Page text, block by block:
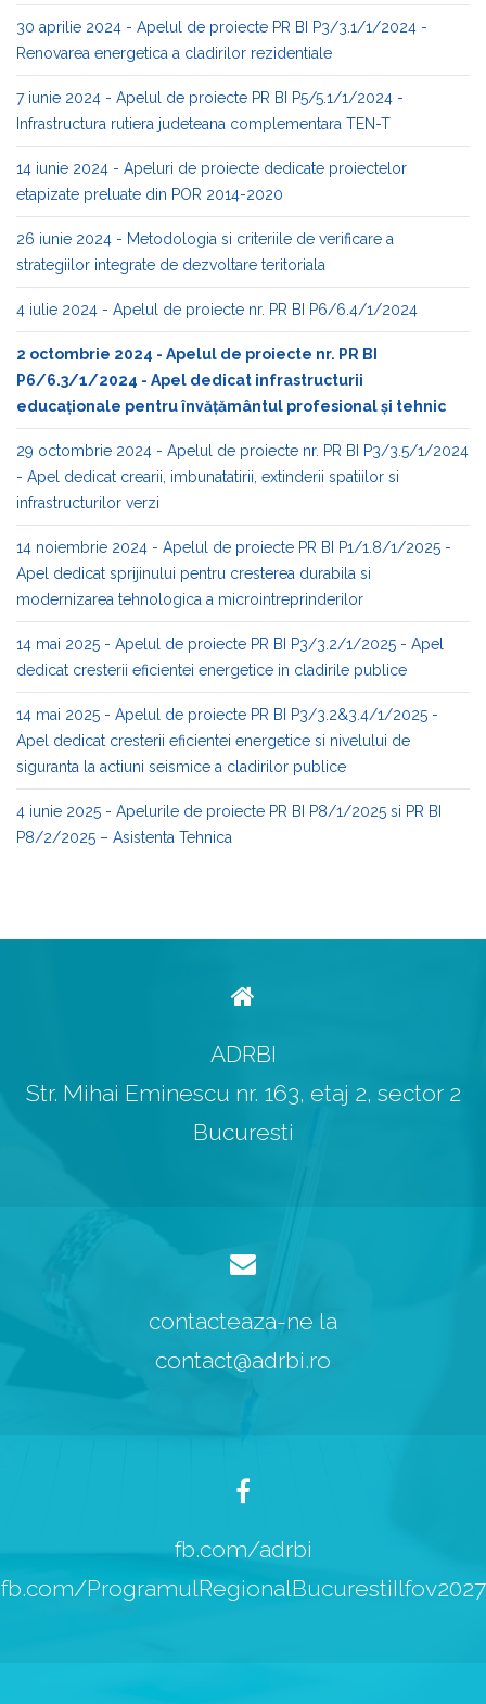
30 aprilie 2024 - Apelul de proiecte PR BI P3/3.1/1/2024 -
Renovarea energetica a cladirilor rezidentiale
7 iunie 2024 - Apelul de proiecte PR BI P5/5.1/1/2024 -
Infrastructura rutiera judeteana complementara TEN-T
14 iunie 2024 - Apeluri de proiecte dedicate proiectelor
etapizate preluate din POR 2014-2020
26 iunie 2024 - Metodologia si criteriile de verificare a
strategiilor integrate de dezvoltare teritoriala
4 iulie 2024 - Apelul de proiecte nr. PR BI P6/6.4/1/2024
2 octombrie 2024 - Apelul de proiecte nr. PR BI
P6/6.3/1/2024 - Apel dedicat infrastructurii
educaționale pentru învățământul profesional și tehnic
29 octombrie 2024 - Apelul de proiecte nr. PR BI P3/3.5/1/2024
- Apel dedicat crearii, imbunatatirii, extinderii spatiilor si
infrastructurilor verzi
14 noiembrie 2024 - Apelul de proiecte PR BI P1/1.8/1/2025 -
Apel dedicat sprijinului pentru cresterea durabila si
modernizarea tehnologica a microintreprinderilor
14 mai 2025 - Apelul de proiecte PR BI P3/3.2/1/2025 - Apel
dedicat cresterii eficientei energetice in cladirile publice
14 mai 2025 - Apelul de proiecte PR BI P3/3.2&3.4/1/2025 -
Apel dedicat cresterii eficientei energetice si nivelului de
siguranta la actiuni seismice a cladirilor publice
4 iunie 2025 - Apelurile de proiecte PR BI P8/1/2025 si PR BI
P8/2/2025 – Asistenta Tehnica
ADRBI
Str. Mihai Eminescu nr. 163, etaj 2, sector 2
Bucuresti
contacteaza-ne la
contact@adrbi.ro
fb.com/adrbi
fb.com/ProgramulRegionalBucurestiIlfov2027